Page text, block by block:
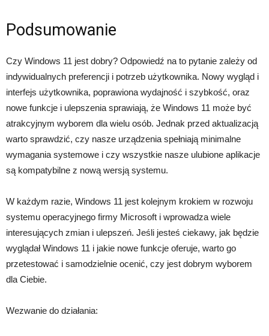
Podsumowanie
Czy Windows 11 jest dobry? Odpowiedź na to pytanie zależy od
indywidualnych preferencji i potrzeb użytkownika. Nowy wygląd i
interfejs użytkownika, poprawiona wydajność i szybkość, oraz
nowe funkcje i ulepszenia sprawiają, że Windows 11 może być
atrakcyjnym wyborem dla wielu osób. Jednak przed aktualizacją
warto sprawdzić, czy nasze urządzenia spełniają minimalne
wymagania systemowe i czy wszystkie nasze ulubione aplikacje
są kompatybilne z nową wersją systemu.
W każdym razie, Windows 11 jest kolejnym krokiem w rozwoju
systemu operacyjnego firmy Microsoft i wprowadza wiele
interesujących zmian i ulepszeń. Jeśli jesteś ciekawy, jak będzie
wyglądał Windows 11 i jakie nowe funkcje oferuje, warto go
przetestować i samodzielnie ocenić, czy jest dobrym wyborem
dla Ciebie.
Wezwanie do działania: